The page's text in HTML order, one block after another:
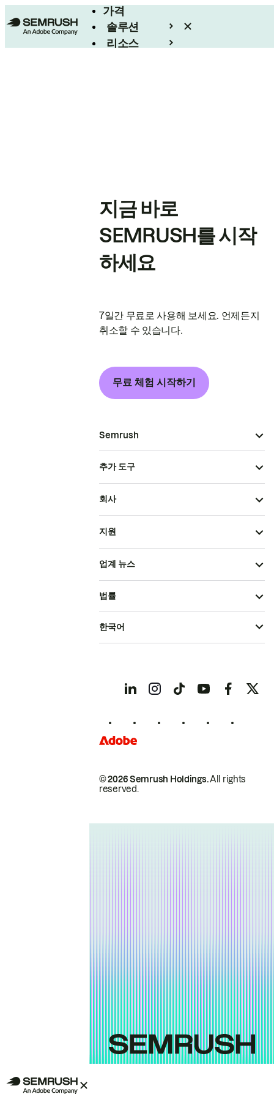
가격
솔루션
리소스
지금 바로
SEMRUSH를 시작
하세요
7일간 무료로 사용해 보세요. 언제든지
취소할 수 있습니다.
무료 체험 시작하기
Semrush
추가 도구
회사
지원
업계 뉴스
© 2026 Semrush Holdings.All rights
reserved.
법률
한국어